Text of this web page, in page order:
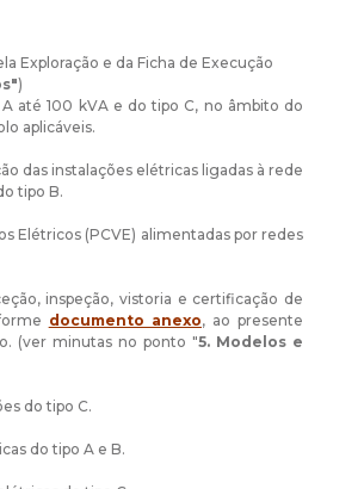
Exploração e da Ficha de Execução
)
até 100 kVA e do tipo C, no âmbito do
aplicáveis.
das instalações elétricas ligadas à rede
tipo B.
Elétricos (PCVE) alimentadas por redes
inspeção, vistoria e certificação de
documento anexo, ao presente
(ver minutas no ponto "5. Modelos e
do tipo C.
do tipo A e B.